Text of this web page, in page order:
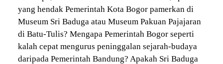
yang hendak Pemerintah Kota Bogor pamerkan di
Museum Sri Baduga atau Museum Pakuan Pajajaran
di Batu-Tulis? Mengapa Pemerintah Bogor seperti
kalah cepat mengurus peninggalan sejarah-budaya
daripada Pemerintah Bandung? Apakah Sri Baduga